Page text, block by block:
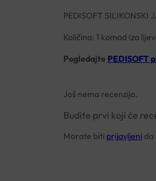
PEDISOFT SILIKONSKI
Količina: 1 komad (za
Pogledajte PEDISOFT
Još nema recenzija.
Budite prvi koji će
Morate biti prijavljeni da